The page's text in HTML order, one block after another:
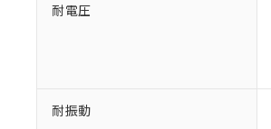
耐電圧
耐振動